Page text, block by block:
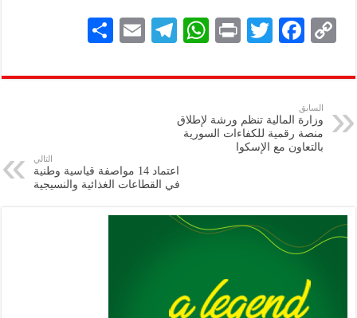
C
p
y
Li
n
F
eb
k
T
tt
P
nt
W
at
A
p
Te
gr
E
ai
ar
السابق
وزارة المالية تنظم ورشة لإطلاق
منصة رقمية للكفاءات السورية
بالتعاون مع الإسكوا
التالي
اعتماد 14 مواصفة قياسية وطنية
في القطاعات الغذائية والنسيجية